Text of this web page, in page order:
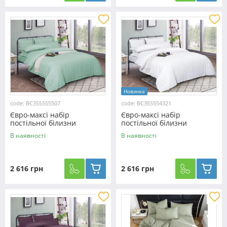
code: BC3SS555507
Євро-максі набір
постільної білизни
200*220 з Страйп Сатину з
простирадлом на резинці
В наявності
2 616 грн
Новинка
code: BC3SS554321
Євро-максі набір
постільної білизни
200*220 з Страйп Сатину з
простирадлом на резинці
В наявності
2 616 грн